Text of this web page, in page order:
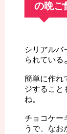
の晩ご
シリアルバ
られている
簡単に作れ
ジすること
ね。
チョコケー
うで、なお